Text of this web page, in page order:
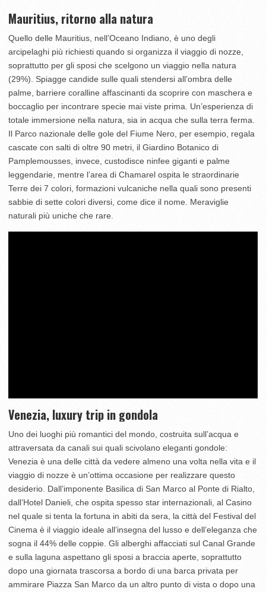
Mauritius, ritorno alla natura
Quello delle Mauritius, nell’Oceano Indiano, è uno degli
arcipelaghi più richiesti quando si organizza il viaggio di nozze,
soprattutto per gli sposi che scelgono un viaggio nella natura
(29%). Spiagge candide sulle quali stendersi all’ombra delle
palme, barriere coralline affascinanti da scoprire con maschera e
boccaglio per incontrare specie mai viste prima. Un’esperienza di
totale immersione nella natura, sia in acqua che sulla terra ferma.
Il Parco nazionale delle gole del Fiume Nero, per esempio, regala
cascate con salti di oltre 90 metri, il Giardino Botanico di
Pamplemousses, invece, custodisce ninfee giganti e palme
leggendarie, mentre l’area di Chamarel ospita le straordinarie
Terre dei 7 colori, formazioni vulcaniche nella quali sono presenti
sabbie di sette colori diversi, come dice il nome. Meraviglie
naturali più uniche che rare.
Venezia, luxury trip in gondola
Uno dei luoghi più romantici del mondo, costruita sull’acqua e
attraversata da canali sui quali scivolano eleganti gondole:
Venezia è una delle città da vedere almeno una volta nella vita e il
viaggio di nozze è un’ottima occasione per realizzare questo
desiderio. Dall’imponente Basilica di San Marco al Ponte di Rialto,
dall’Hotel Danieli, che ospita spesso star internazionali, al Casino
nel quale si tenta la fortuna in abiti da sera, la città del Festival del
Cinema è il viaggio ideale all’insegna del lusso e dell’eleganza che
sogna il 44% delle coppie. Gli alberghi affacciati sul Canal Grande
e sulla laguna aspettano gli sposi a braccia aperte, soprattutto
dopo una giornata trascorsa a bordo di una barca privata per
ammirare Piazza San Marco da un altro punto di vista o dopo una